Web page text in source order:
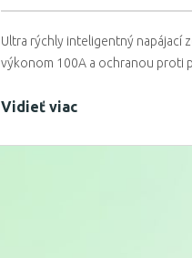
Ultra rýchly inteligentný napájací
výkonom 100A a ochranou proti
Vidieť viac